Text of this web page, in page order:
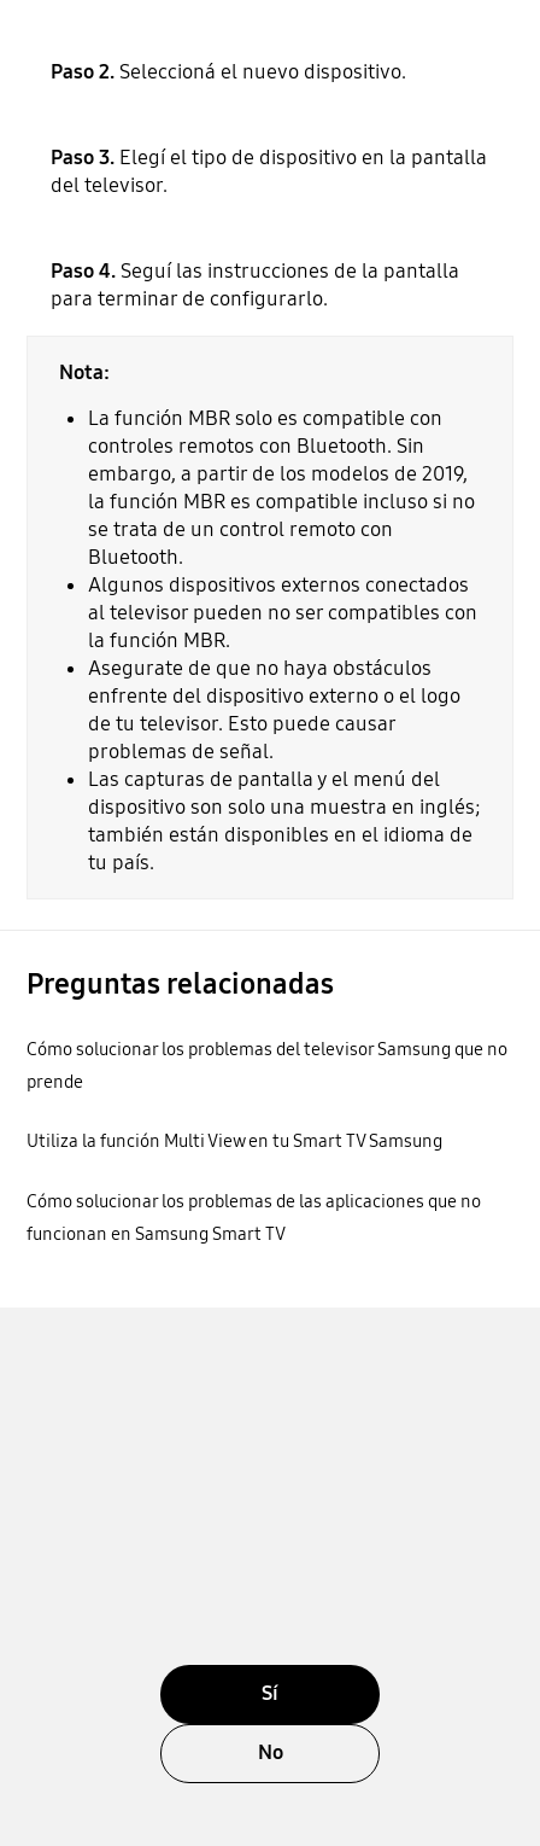
Paso 2. Seleccioná el nuevo dispositivo.
Paso 3. Elegí el tipo de dispositivo en la pantalla
del televisor.
Paso 4. Seguí las instrucciones de la pantalla
para terminar de configurarlo.
Nota:
La función MBR solo es compatible con
controles remotos con Bluetooth. Sin
embargo, a partir de los modelos de 2019,
la función MBR es compatible incluso si no
se trata de un control remoto con
Bluetooth.
Algunos dispositivos externos conectados
al televisor pueden no ser compatibles con
la función MBR.
Asegurate de que no haya obstáculos
enfrente del dispositivo externo o el logo
de tu televisor. Esto puede causar
problemas de señal.
Las capturas de pantalla y el menú del
dispositivo son solo una muestra en inglés;
también están disponibles en el idioma de
tu país.
Preguntas relacionadas
Cómo solucionar los problemas del televisor Samsung que no
prende
Utiliza la función Multi View en tu Smart TV Samsung
Cómo solucionar los problemas de las aplicaciones que no
funcionan en Samsung Smart TV
Sí
No